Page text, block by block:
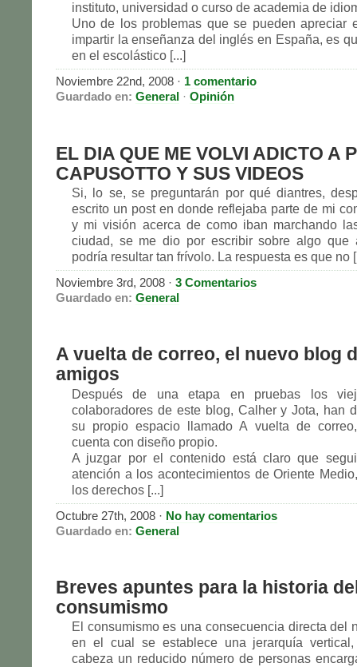
instituto, universidad o curso de academia de
Uno de los problemas que se pueden apreciar
impartir la enseñanza del inglés en España, es
en el escolástico [...]
Noviembre 22nd, 2008 · 1 comentario
Guardado en: General · Opinión
EL DIA QUE ME VOLVI ADICTO A
CAPUSOTTO Y SUS VIDEOS
Si, lo se, se preguntarán por qué diantres,
escrito un post en donde reflejaba parte de mi
y mi visión acerca de como iban marchando
ciudad, se me dio por escribir sobre algo que
podría resultar tan frívolo. La respuesta es que no
Noviembre 3rd, 2008 · 3 Comentarios
Guardado en: General
A vuelta de correo, el nuevo blog
amigos
Después de una etapa en pruebas los
colaboradores de este blog, Calher y Jota, han
su propio espacio llamado A vuelta de
cuenta con diseño propio.
A juzgar por el contenido está claro que
atención a los acontecimientos de Oriente
los derechos [...]
Octubre 27th, 2008 · No hay comentarios
Guardado en: General
Breves apuntes para la historia
consumismo
El consumismo es una consecuencia directa del
en el cual se establece una jerarquía
cabeza un reducido número de personas